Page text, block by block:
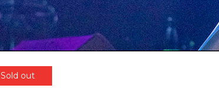
Sold out